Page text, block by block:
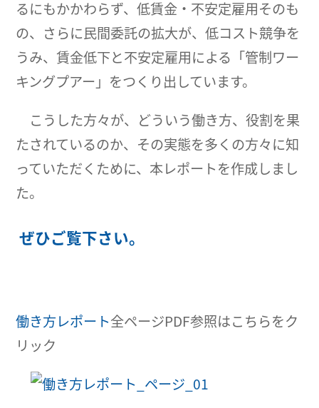
るにもかかわらず、低賃金・不安定雇用そのも
の、さらに民間委託の拡大が、低コスト競争を
うみ、賃金低下と不安定雇用による「管制ワー
キングプアー」をつくり出しています。
こうした方々が、どういう働き方、役割を果
たされているのか、その実態を多くの方々に知
っていただくために、本レポートを作成しまし
た。
ぜひご覧下さい。
働き方レポート全ページPDF参照はこちらをク
リック